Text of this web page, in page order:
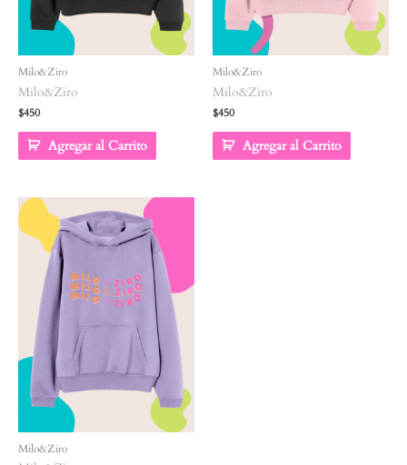
Milo&Ziro
Milo&Ziro
$450
Agregar al Carrito
Milo&Ziro
Milo&Ziro
$450
Agregar al Carrito
Milo&Ziro